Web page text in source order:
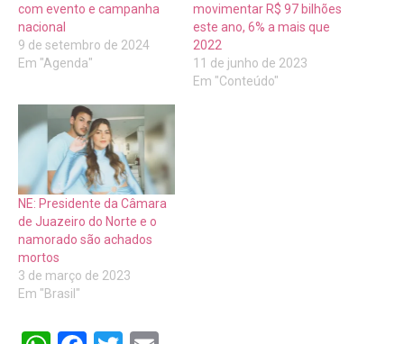
com evento e campanha
nacional
9 de setembro de 2024
Em "Agenda"
movimentar R$ 97 bilhões
este ano, 6% a mais que
2022
11 de junho de 2023
Em "Conteúdo"
NE: Presidente da Câmara
de Juazeiro do Norte e o
namorado são achados
mortos
3 de março de 2023
Em "Brasil"